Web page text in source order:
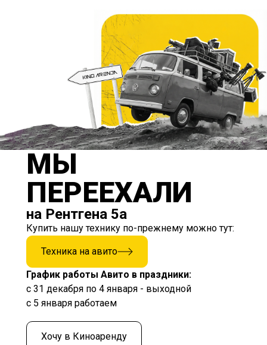
МЫ
ПЕРЕЕХАЛИ
на Рентгена 5а
Купить нашу технику по-прежнему можно тут:
Техника на авито
График работы Авито в праздники:
с 31 декабря по 4 января - выходной
с 5 января работаем
Хочу в Киноаренду